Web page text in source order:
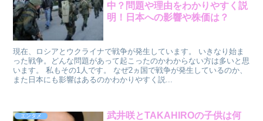
中？問題や理由をわかりやすく説
明！日本への影響や株価は？
現在、ロシアとウクライナで戦争が発生しています。 いきなり始ま
った戦争。どんな問題があって起こったのかわからない方は多いと思
います。 私もその1人です。 なぜ2ヵ国で戦争が発生しているのか、
また日本にも影響はあるのかわかりやすく説...
エンタメ
武井咲とTAKAHIROの子供は何